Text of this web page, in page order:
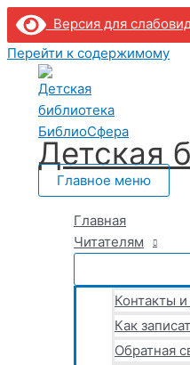
Версия для
Перейти к содержимому
Детская
Главное меню
Главная
Читателям
Контакты
Как
Обратная